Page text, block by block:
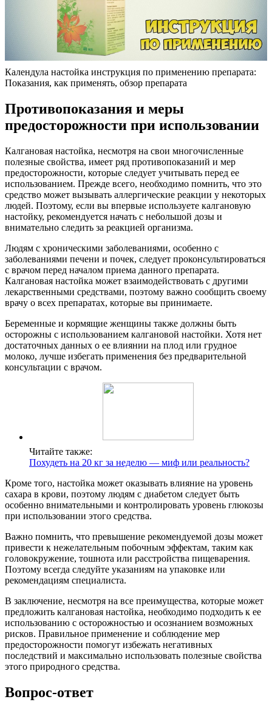
Календула настойка инструкция по применению препарата:
Показания, как применять, обзор препарата
Противопоказания и меры
предосторожности при использовании
Калгановая настойка, несмотря на свои многочисленные
полезные свойства, имеет ряд противопоказаний и мер
предосторожности, которые следует учитывать перед ее
использованием. Прежде всего, необходимо помнить, что это
средство может вызывать аллергические реакции у некоторых
людей. Поэтому, если вы впервые используете калгановую
настойку, рекомендуется начать с небольшой дозы и
внимательно следить за реакцией организма.
Людям с хроническими заболеваниями, особенно с
заболеваниями печени и почек, следует проконсультироваться
с врачом перед началом приема данного препарата.
Калгановая настойка может взаимодействовать с другими
лекарственными средствами, поэтому важно сообщить своему
врачу о всех препаратах, которые вы принимаете.
Беременные и кормящие женщины также должны быть
осторожны с использованием калгановой настойки. Хотя нет
достаточных данных о ее влиянии на плод или грудное
молоко, лучше избегать применения без предварительной
консультации с врачом.
Читайте также:
Похудеть на 20 кг за неделю — миф или реальность?
Кроме того, настойка может оказывать влияние на уровень
сахара в крови, поэтому людям с диабетом следует быть
особенно внимательными и контролировать уровень глюкозы
при использовании этого средства.
Важно помнить, что превышение рекомендуемой дозы может
привести к нежелательным побочным эффектам, таким как
головокружение, тошнота или расстройства пищеварения.
Поэтому всегда следуйте указаниям на упаковке или
рекомендациям специалиста.
В заключение, несмотря на все преимущества, которые может
предложить калгановая настойка, необходимо подходить к ее
использованию с осторожностью и осознанием возможных
рисков. Правильное применение и соблюдение мер
предосторожности помогут избежать негативных
последствий и максимально использовать полезные свойства
этого природного средства.
Вопрос-ответ